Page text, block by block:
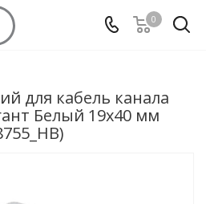
0
для кабель канала
Белый 19х40 мм